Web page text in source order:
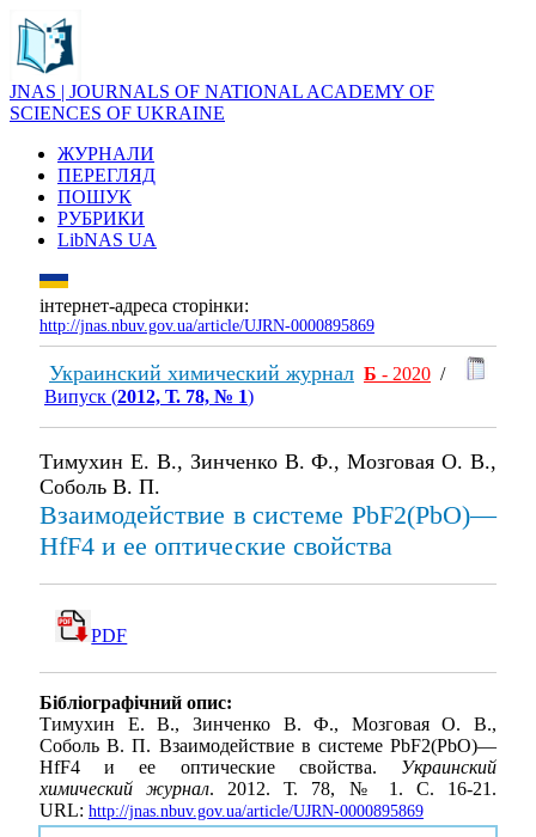
JNAS | JOURNALS OF NATIONAL ACADEMY OF
SCIENCES OF UKRAINE
ЖУРНАЛИ
ПЕРЕГЛЯД
ПОШУК
РУБРИКИ
LibNAS UA
інтернет-адреса сторінки:
http://jnas.nbuv.gov.ua/article/UJRN-0000895869
Украинский химический журнал Б - 2020 /
Випуск (2012, Т. 78, № 1)
Тимухин Е. В., Зинченко В. Ф., Мозговая О. В.,
Соболь В. П.
Взаимодействие в системе PbF2(PbO)—
HfF4 и ее оптические свойства
PDF
Бібліографічний опис:
Тимухин Е. В., Зинченко В. Ф., Мозговая О. В.,
Соболь В. П. Взаимодействие в системе PbF2(PbO)—
HfF4 и ее оптические свойства. Украинский
химический журнал. 2012. Т. 78, № 1. С. 16-21.
URL: http://jnas.nbuv.gov.ua/article/UJRN-0000895869